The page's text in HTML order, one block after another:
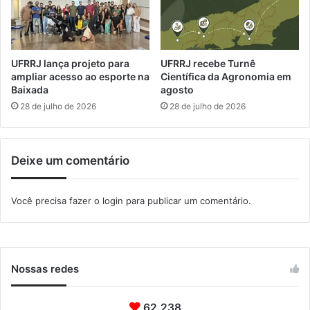
r
d
o
P
a
e
s
a
s
p
a
r
a
p
r
a
a
ç
o
c
UFRRJ lança projeto para
ampliar acesso ao esporte na
Baixada
28 de julho de 2026
UFRRJ recebe Turnê
Científica da Agronomia em
agosto
28 de julho de 2026
Deixe um comentário
Você precisa fazer o login para publicar um comentário.
Nossas redes